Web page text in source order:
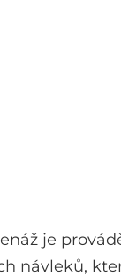
je
návleků,